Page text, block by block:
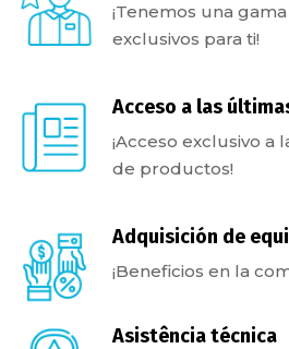
¡Tenemos una
exclusivos para ti!
Acceso a las
¡Acceso exclusivo a
de productos!
Adquisición de
¡Beneficios en la
Asistência técnica